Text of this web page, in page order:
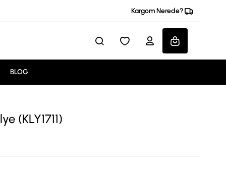
Kargom Nerede?
BLOG
(KLY1711)